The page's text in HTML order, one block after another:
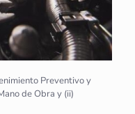
Preventivo y
de Obra y (ii)